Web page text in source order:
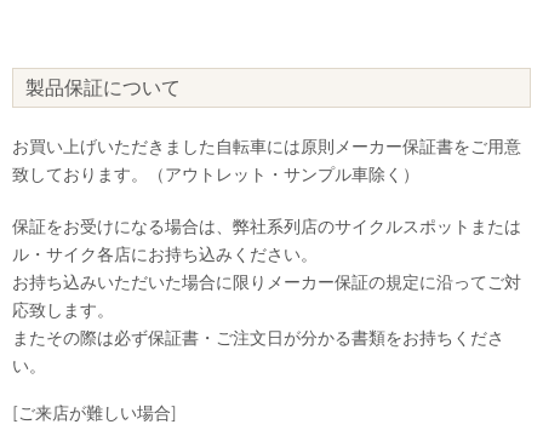
製品保証について
お買い上げいただきました自転車には原則メーカー保証書をご用意
致しております。（アウトレット・サンプル車除く）
保証をお受けになる場合は、弊社系列店のサイクルスポットまたは
ル・サイク各店にお持ち込みください。
お持ち込みいただいた場合に限りメーカー保証の規定に沿ってご対
応致します。
またその際は必ず保証書・ご注文日が分かる書類をお持ちくださ
い。
[ご来店が難しい場合]